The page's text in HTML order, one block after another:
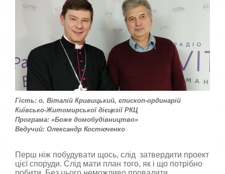
и
в
а
ч
5
,
п
т
а
в
т
е
і
н
Гість: о. Віталій Кривицький, єпископ-ординарій
Київсько-Житомирської дієцезії РКЦ
Програма: «Боже домобудівництво»
Ведучий: Олександр Костюченко
Перш ніж побудувати щось, слід затвердити проект
цієї споруди. Слід мати план того, як і що потрібно